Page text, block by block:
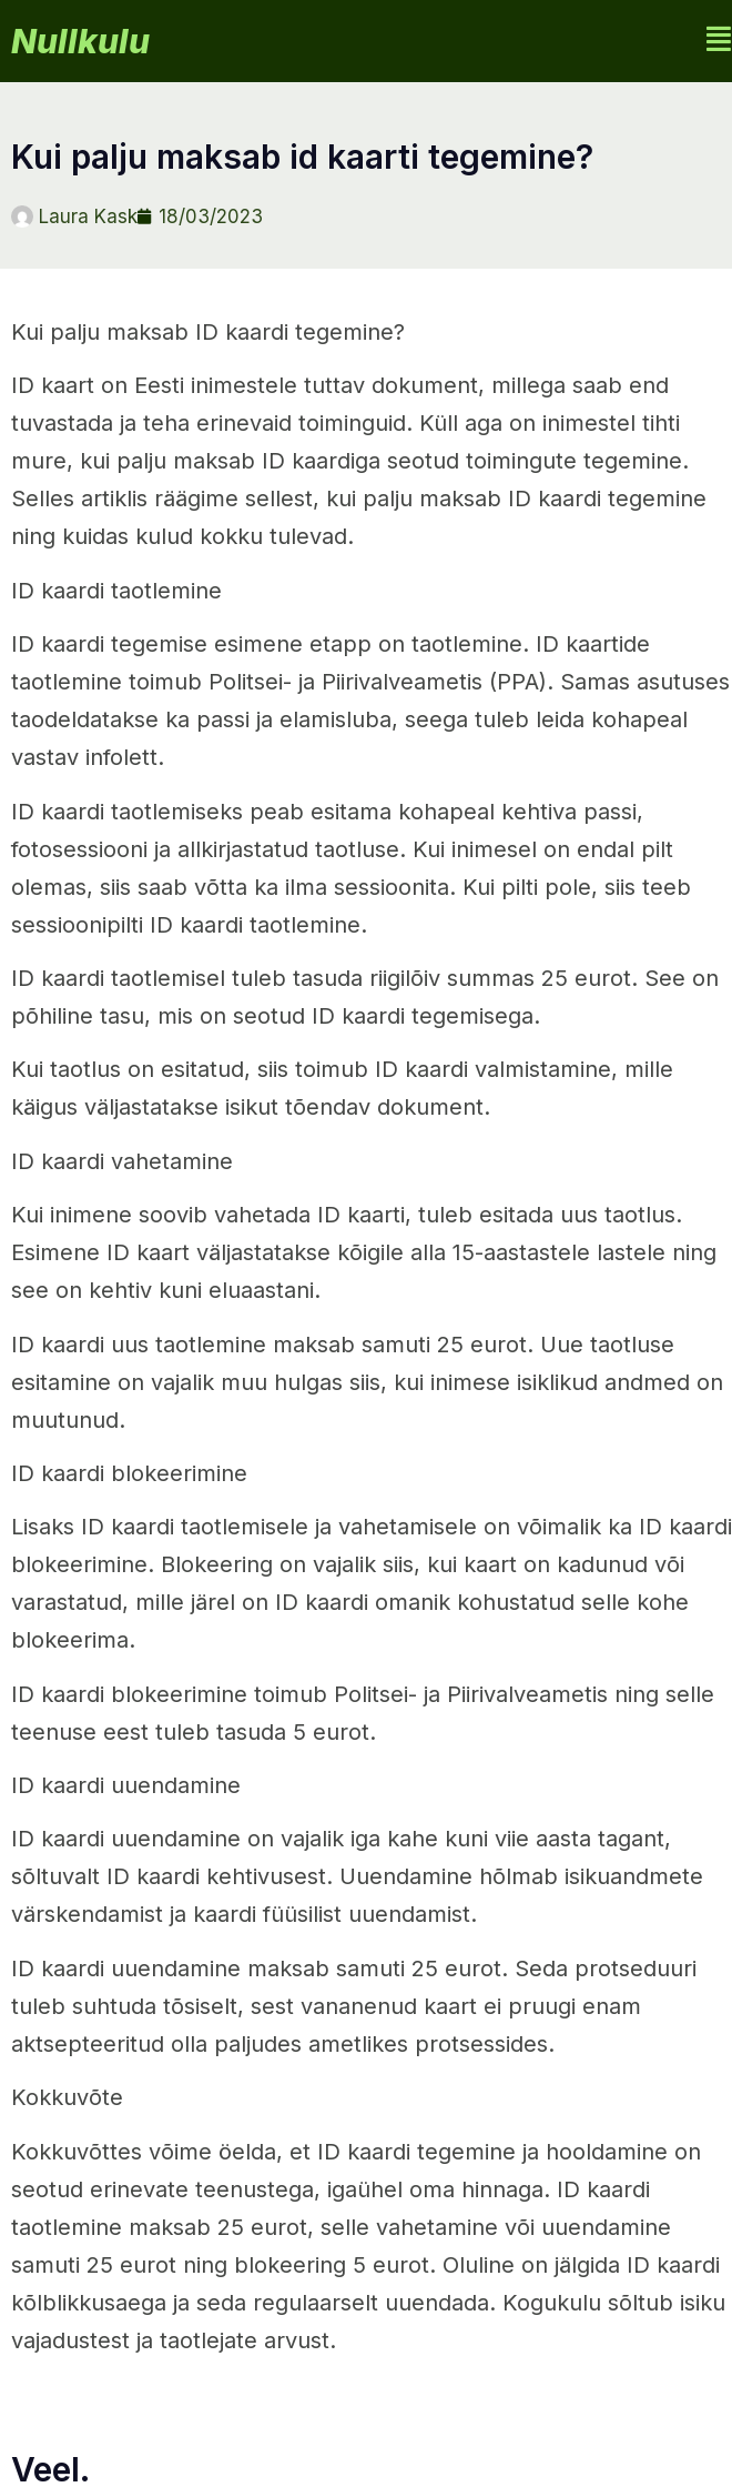
Nullkulu
kui palju maksab id kaarti tegemine?
Laura Kask 18/03/2023
Kui palju maksab ID kaardi tegemine?
ID kaart on Eesti inimestele tuttav dokument, millega saab end
tuvastada ja teha erinevaid toiminguid. Küll aga on inimestel tihti
mure, kui palju maksab ID kaardiga seotud toimingute tegemine.
Selles artiklis räägime sellest, kui palju maksab ID kaardi tegemine
ning kuidas kulud kokku tulevad.
ID kaardi taotlemine
ID kaardi tegemise esimene etapp on taotlemine. ID kaartide
taotlemine toimub Politsei- ja Piirivalveametis (PPA). Samas asutuses
taodeldatakse ka passi ja elamisluba, seega tuleb leida kohapeal
vastav infolett.
ID kaardi taotlemiseks peab esitama kohapeal kehtiva passi,
fotosessiooni ja allkirjastatud taotluse. Kui inimesel on endal pilt
olemas, siis saab võtta ka ilma sessioonita. Kui pilti pole, siis teeb
sessioonipilti ID kaardi taotlemine.
ID kaardi taotlemisel tuleb tasuda riigilõiv summas 25 eurot. See on
põhiline tasu, mis on seotud ID kaardi tegemisega.
Kui taotlus on esitatud, siis toimub ID kaardi valmistamine, mille
käigus väljastatakse isikut tõendav dokument.
ID kaardi vahetamine
Kui inimene soovib vahetada ID kaarti, tuleb esitada uus taotlus.
Esimene ID kaart väljastatakse kõigile alla 15-aastastele lastele ning
see on kehtiv kuni eluaastani.
ID kaardi uus taotlemine maksab samuti 25 eurot. Uue taotluse
esitamine on vajalik muu hulgas siis, kui inimese isiklikud andmed on
muutunud.
ID kaardi blokeerimine
Lisaks ID kaardi taotlemisele ja vahetamisele on võimalik ka ID kaardi
blokeerimine. Blokeering on vajalik siis, kui kaart on kadunud või
varastatud, mille järel on ID kaardi omanik kohustatud selle kohe
blokeerima.
ID kaardi blokeerimine toimub Politsei- ja Piirivalveametis ning selle
teenuse eest tuleb tasuda 5 eurot.
ID kaardi uuendamine
ID kaardi uuendamine on vajalik iga kahe kuni viie aasta tagant,
sõltuvalt ID kaardi kehtivusest. Uuendamine hõlmab isikuandmete
värskendamist ja kaardi füüsilist uuendamist.
ID kaardi uuendamine maksab samuti 25 eurot. Seda protseduuri
tuleb suhtuda tõsiselt, sest vananenud kaart ei pruugi enam
aktsepteeritud olla paljudes ametlikes protsessides.
Kokkuvõte
Kokkuvõttes võime öelda, et ID kaardi tegemine ja hooldamine on
seotud erinevate teenustega, igaühel oma hinnaga. ID kaardi
taotlemine maksab 25 eurot, selle vahetamine või uuendamine
samuti 25 eurot ning blokeering 5 eurot. Oluline on jälgida ID kaardi
kõlblikkusaega ja seda regulaarselt uuendada. Kogukulu sõltub isiku
vajadustest ja taotlejate arvust.
Veel.